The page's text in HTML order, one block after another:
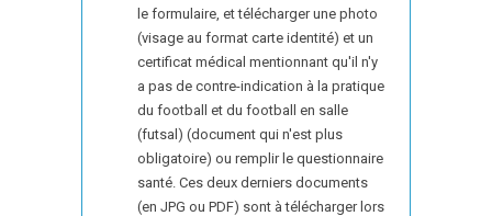
le formulaire, et télécharger une photo
(visage au format carte identité) et un
certificat médical mentionnant qu'il n'y
a pas de contre-indication à la pratique
du football et du football en salle
(futsal) (document qui n'est plus
obligatoire) ou remplir le questionnaire
santé. Ces deux derniers documents
(en JPG ou PDF) sont à télécharger lors